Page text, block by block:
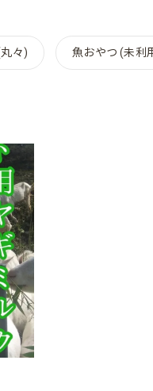
々) 魚おやつ (未利